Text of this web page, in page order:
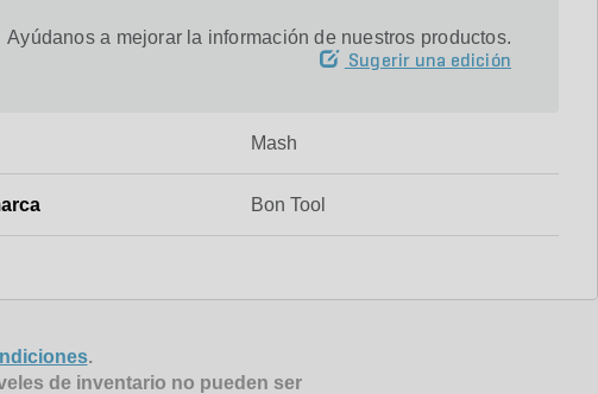
Ayúdanos a mejorar la información de nuestros productos.
Sugerir una edición
Mash
Bon Tool
.
de inventario no pueden ser